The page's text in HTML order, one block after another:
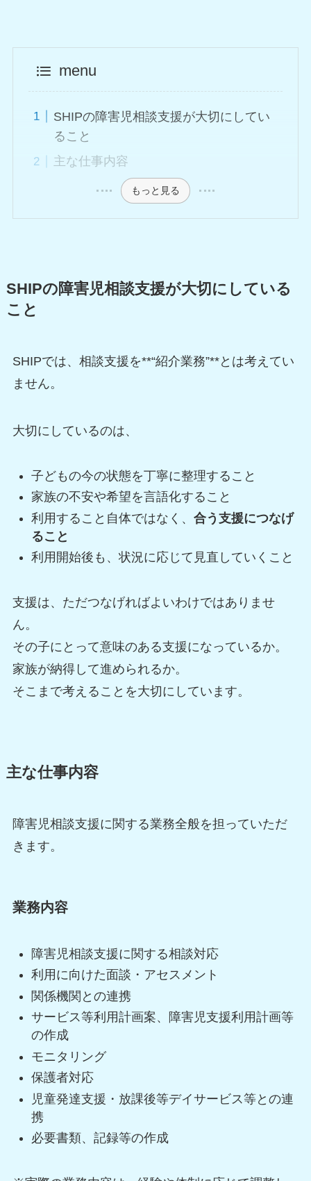
menu
SHIPの障害児相談支援が大切にしてい
ること
主な仕事内容
もっと見る
SHIPの障害児相談支援が大切にしている
こと
SHIPでは、相談支援を**“紹介業務”**とは考えてい
ません。
大切にしているのは、
子どもの今の状態を丁寧に整理すること
家族の不安や希望を言語化すること
利用すること自体ではなく、 合う支援につなげ
ること
利用開始後も、状況に応じて見直していくこと
支援は、ただつなげればよいわけではありませ
ん。
その子にとって意味のある支援になっているか。
家族が納得して進められるか。
そこまで考えることを大切にしています。
主な仕事内容
障害児相談支援に関する業務全般を担っていただ
きます。
業務内容
障害児相談支援に関する相談対応
利用に向けた面談・アセスメント
関係機関との連携
サービス等利用計画案、障害児支援利用計画等
の作成
モニタリング
保護者対応
児童発達支援・放課後等デイサービス等との連
携
必要書類、記録等の作成